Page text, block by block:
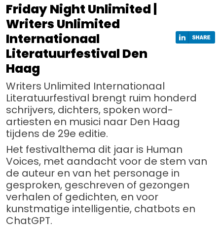
Friday Night Unlimited |
Writers Unlimited
Internationaal
Literatuurfestival Den
Haag
Writers Unlimited Internationaal
Literatuurfestival brengt ruim honderd
schrijvers, dichters, spoken word-
artiesten en musici naar Den Haag
tijdens de 29e editie.
Het festivalthema dit jaar is Human
Voices, met aandacht voor de stem van
de auteur en van het personage in
gesproken, geschreven of gezongen
verhalen of gedichten, en voor
kunstmatige intelligentie, chatbots en
ChatGPT.